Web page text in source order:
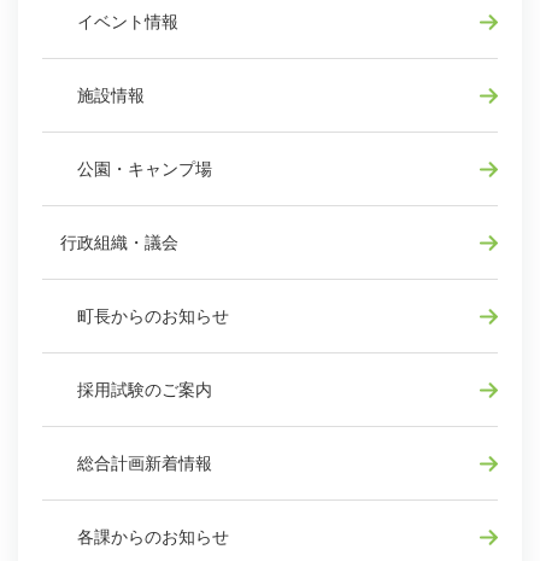
イベント情報
施設情報
公園・キャンプ場
行政組織・議会
町長からのお知らせ
採用試験のご案内
総合計画新着情報
各課からのお知らせ